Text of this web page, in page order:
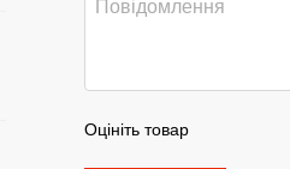
Оцініть товар